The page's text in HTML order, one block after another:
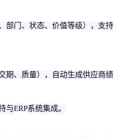
部门、状态、价值等级），支持
期、质量），自动生成供应商绩
与ERP系统集成。